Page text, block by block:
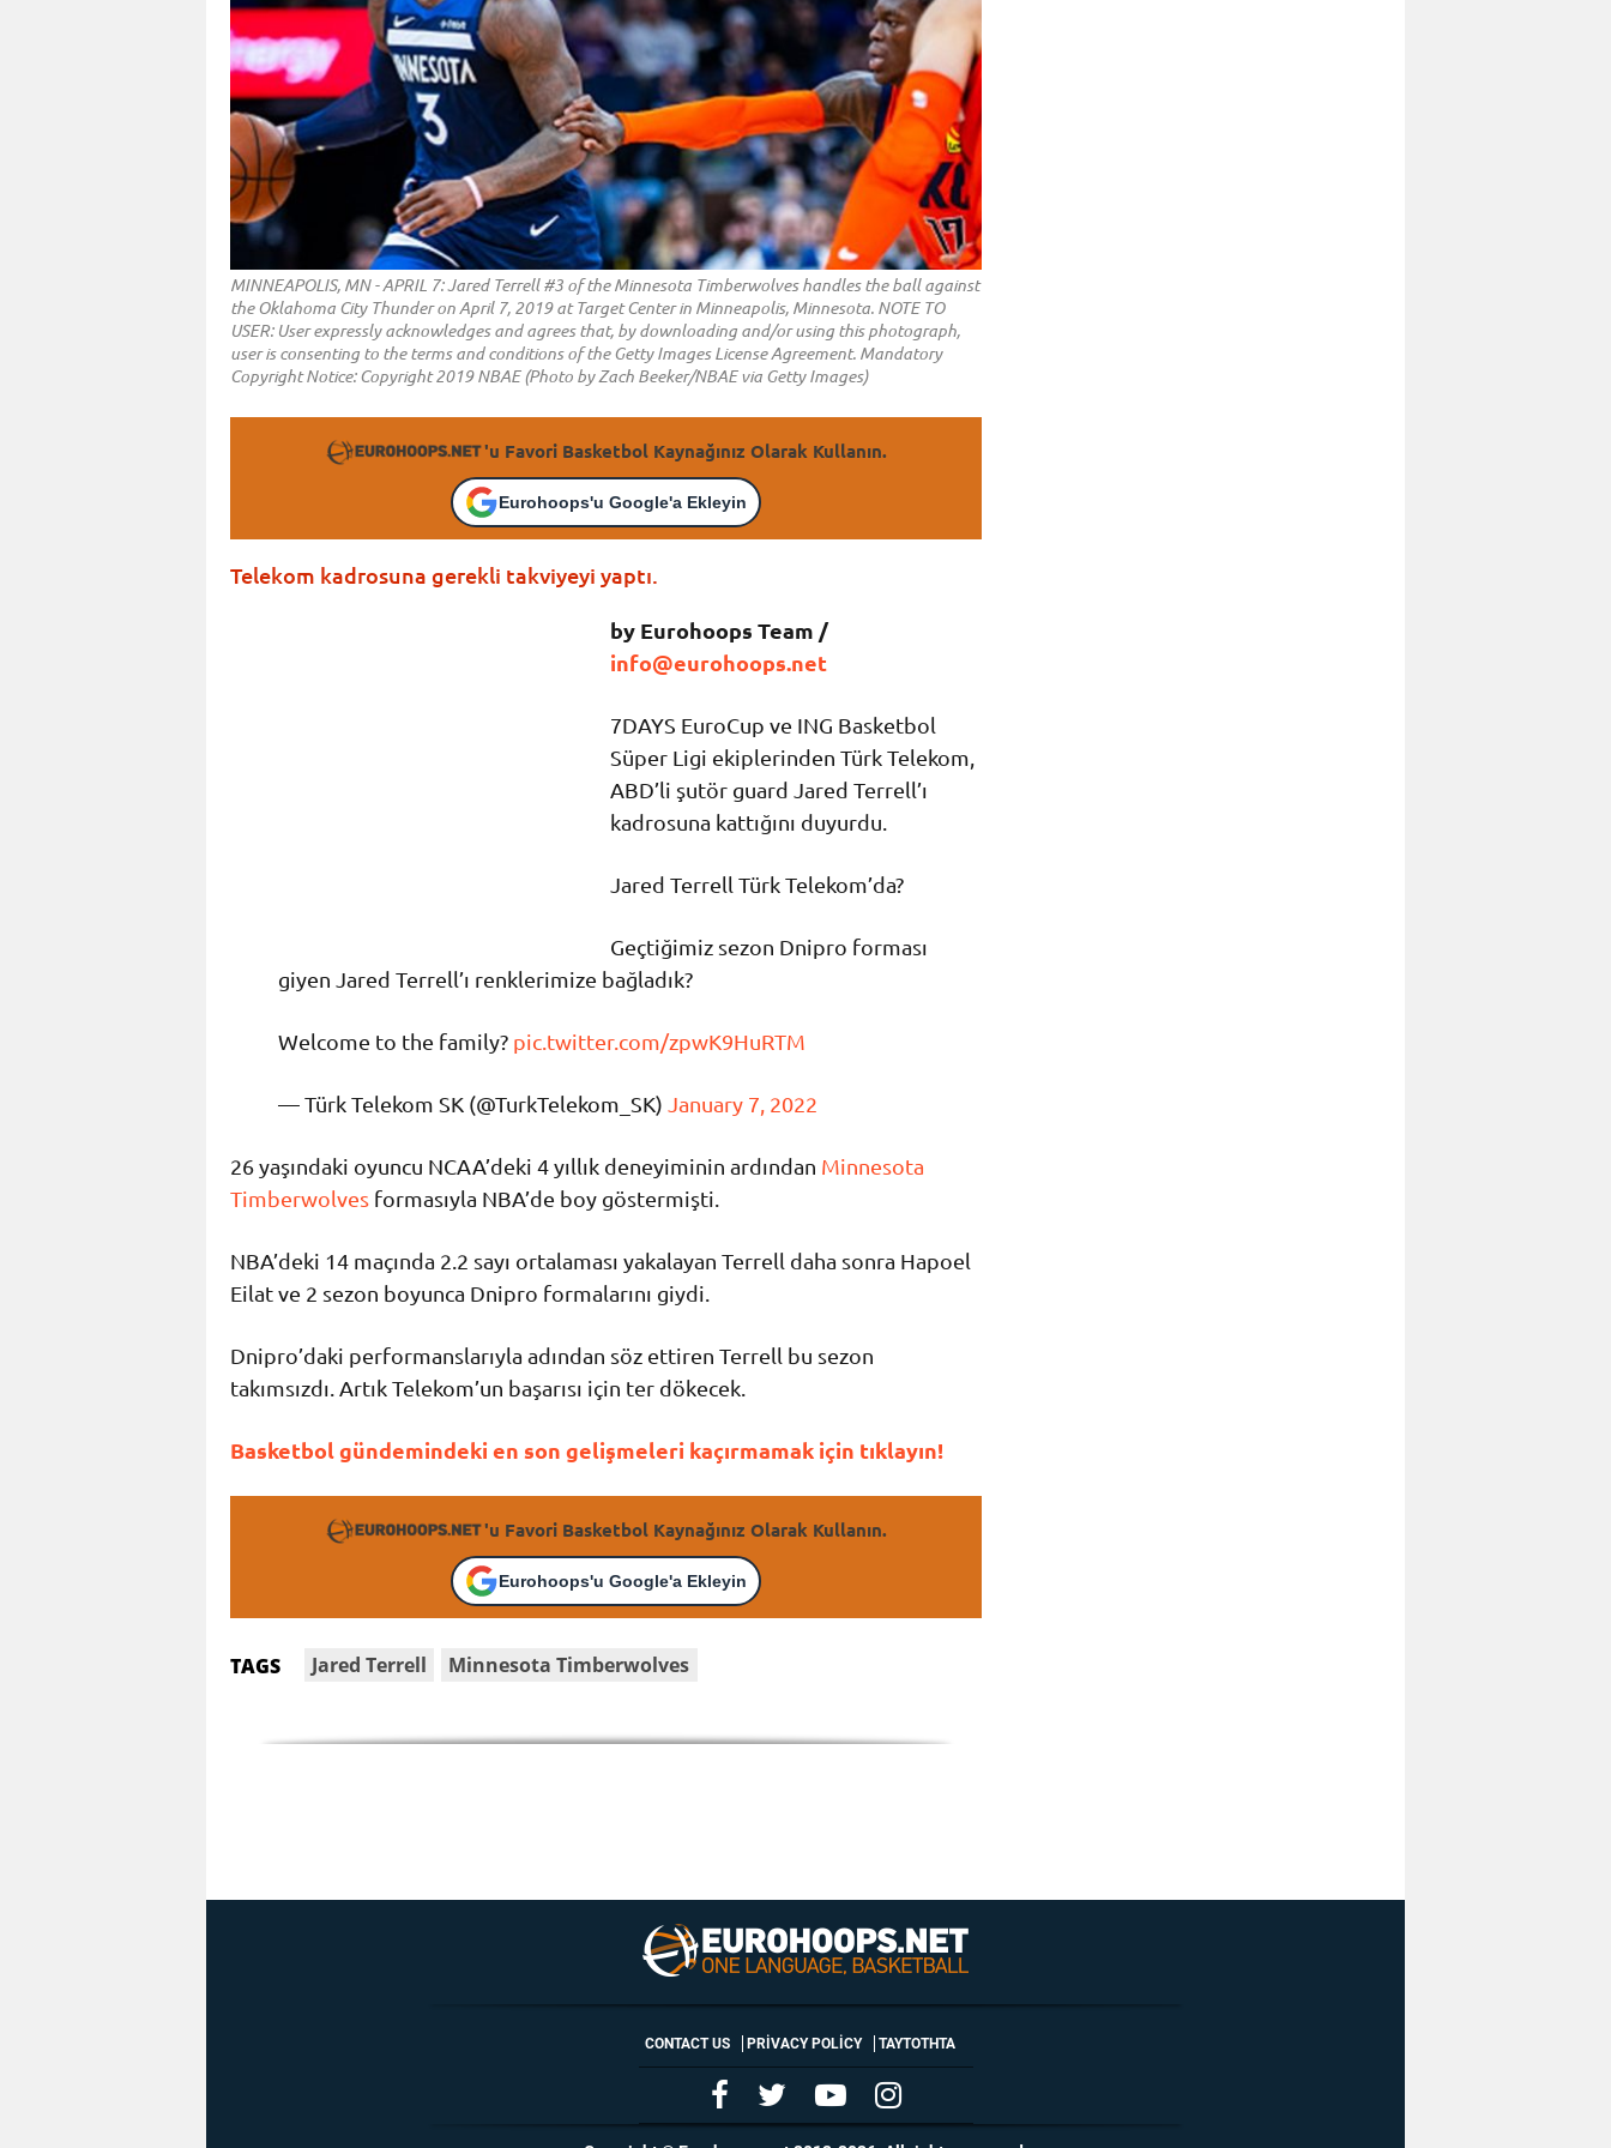
MINNEAPOLIS, MN - APRIL 7: Jared Terrell #3 of the Minnesota Timberwolves handles the ball against
the Oklahoma City Thunder on April 7, 2019 at Target Center in Minneapolis, Minnesota. NOTE TO
USER: User expressly acknowledges and agrees that, by downloading and/or using this photograph,
user is consenting to the terms and conditions of the Getty Images License Agreement. Mandatory
Copyright Notice: Copyright 2019 NBAE (Photo by Zach Beeker/NBAE via Getty Images)
'u Favori Basketbol Kaynağınız Olarak Kullanın.
Eurohoops'u Google'a Ekleyin
Telekom kadrosuna gerekli takviyeyi yaptı.
by Eurohoops Team /
info@eurohoops.net
7DAYS EuroCup ve ING Basketbol
Süper Ligi ekiplerinden Türk Telekom,
ABD’li şutör guard Jared Terrell’ı
kadrosuna kattığını duyurdu.
Jared Terrell Türk Telekom’da?
Geçtiğimiz sezon Dnipro forması
giyen Jared Terrell’ı renklerimize bağladık?
Welcome to the family? pic.twitter.com/zpwK9HuRTM
— Türk Telekom SK (@TurkTelekom_SK) January 7, 2022
26 yaşındaki oyuncu NCAA’deki 4 yıllık deneyiminin ardından Minnesota
Timberwolves formasıyla NBA’de boy göstermişti.
NBA’deki 14 maçında 2.2 sayı ortalaması yakalayan Terrell daha sonra Hapoel
Eilat ve 2 sezon boyunca Dnipro formalarını giydi.
Dnipro’daki performanslarıyla adından söz ettiren Terrell bu sezon
takımsızdı. Artık Telekom’un başarısı için ter dökecek.
Basketbol gündemindeki en son gelişmeleri kaçırmamak için tıklayın!
'u Favori Basketbol Kaynağınız Olarak Kullanın.
Eurohoops'u Google'a Ekleyin
TAGS Jared Terrell Minnesota Timberwolves
CONTACT US PRIVACY POLICY ΤΑΥΤΟΤΗΤΑ